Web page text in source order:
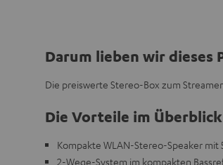
Darum lieben wir dieses
Die preiswerte Stereo-Box zum
Die Vorteile im Überblick
Kompakte WLAN-Stereo-Speaker
2-Wege-System im kompakten